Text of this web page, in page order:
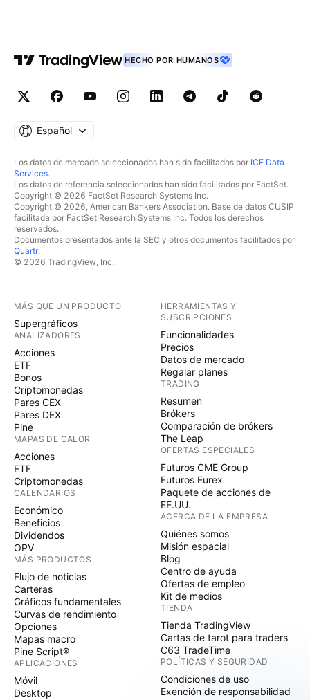
HECHO POR HUMANOS
Español
Los datos de mercado seleccionados han sido facilitados por ICE Data
Services.
Los datos de referencia seleccionados han sido facilitados por FactSet.
Copyright © 2026 FactSet Research Systems Inc.
Copyright © 2026, American Bankers Association. Base de datos CUSIP
facilitada por FactSet Research Systems Inc. Todos los derechos
reservados.
Documentos presentados ante la SEC y otros documentos facilitados por
Quartr.
© 2026 TradingView, Inc.
MÁS QUE UN PRODUCTO
Supergráficos
ANALIZADORES
Acciones
ETF
Bonos
Criptomonedas
Pares CEX
Pares DEX
Pine
MAPAS DE CALOR
Acciones
ETF
Criptomonedas
CALENDARIOS
Económico
Beneficios
Dividendos
OPV
MÁS PRODUCTOS
Flujo de noticias
Carteras
Gráficos fundamentales
Curvas de rendimiento
Opciones
Mapas macro
Pine Script®
APLICACIONES
Móvil
Desktop
HERRAMIENTAS Y
SUSCRIPCIONES
Funcionalidades
Precios
Datos de mercado
Regalar planes
TRADING
Resumen
Brókers
Comparación de brókers
The Leap
OFERTAS ESPECIALES
Futuros CME Group
Futuros Eurex
Paquete de acciones de
EE.UU.
ACERCA DE LA EMPRESA
Quiénes somos
Misión espacial
Blog
Centro de ayuda
Ofertas de empleo
Kit de medios
TIENDA
Tienda TradingView
Cartas de tarot para traders
C63 TradeTime
POLÍTICAS Y SEGURIDAD
Condiciones de uso
Exención de responsabilidad